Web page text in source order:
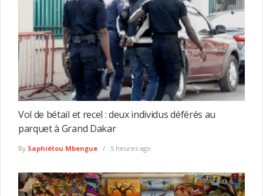
Vol de bétail et recel : deux individus déférés au
parquet à Grand Dakar
By Saphiétou Mbengue 5 heures ago